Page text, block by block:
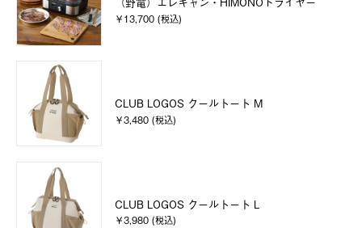
￥13,700 (税込)
CLUB LOGOS クールトート M
￥3,480 (税込)
CLUB LOGOS クールトート L
￥3,980 (税込)